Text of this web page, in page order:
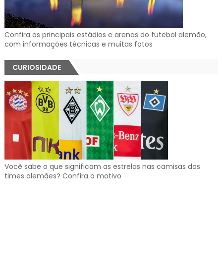
Confira os principais estádios e arenas do futebol alemão,
com informações técnicas e muitas fotos
CURIOSIDADE
Você sabe o que significam as estrelas nas camisas dos
times alemães? Confira o motivo